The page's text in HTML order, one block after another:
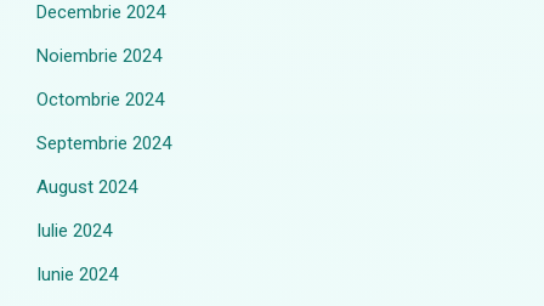
Decembrie 2024
Noiembrie 2024
Octombrie 2024
Septembrie 2024
August 2024
Iulie 2024
Iunie 2024